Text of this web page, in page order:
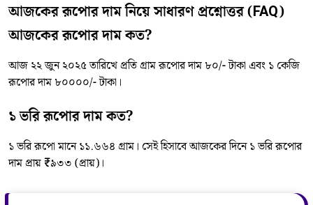
আজকের রূপোর দাম নিয়ে সাধারণ প্রশ্নোত্তর (FAQ)
আজকের রূপোর দাম কত?
আজ ২২ জুন ২০২৫ তারিখে প্রতি গ্রাম রূপোর দাম ৮০/- টাকা এবং ১ কেজি
রূপোর দাম ৮০০০০/- টাকা।
১ ভরি রূপোর দাম কত?
১ ভরি রূপো মানে ১১.৬৬৪ গ্রাম। সেই হিসাবে আজকের দিনে ১ ভরি রূপোর
দাম প্রায় ₹৯৩৩ (প্রায়)।